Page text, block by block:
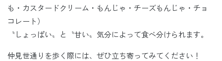
も・カスタードクリーム・もんじゃ・チーズもんじゃ・チョ
コレート）
〝しょっぱい〟と〝甘い〟気分によって食べ分けられます。
仲見世通りを歩く際には、ぜひ立ち寄ってみてください！